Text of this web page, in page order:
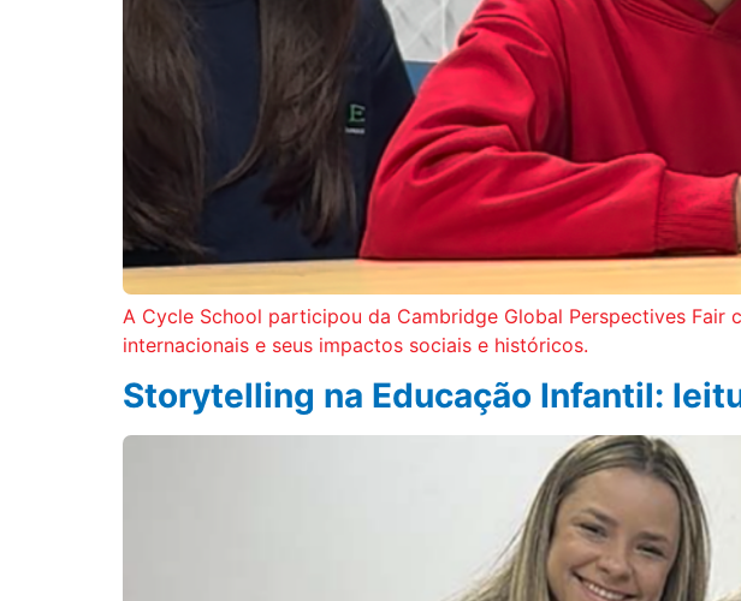
A Cycle School participou da Cambridge Global Perspectives
internacionais e seus impactos sociais e históricos.
Storytelling na Educação Infantil: